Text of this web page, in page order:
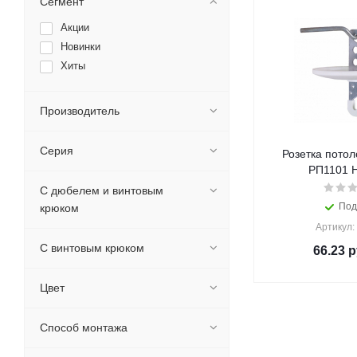
Розетка
РП1101
66.23
Акции
Новинки
Хиты
Производитель
Серия
С дюбелем и винтовым
крюком
С винтовым крюком
Цвет
Способ монтажа